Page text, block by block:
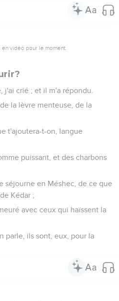
vidéo pour le moment.
j'ai crié ; et il m'a répondu.
la lèvre menteuse, de la
t'ajoutera-t-on, langue
puissant, et des charbons
séjourne en Méshec, de ce que
Kédar ;
avec ceux qui haïssent la
parle, ils sont, eux, pour la